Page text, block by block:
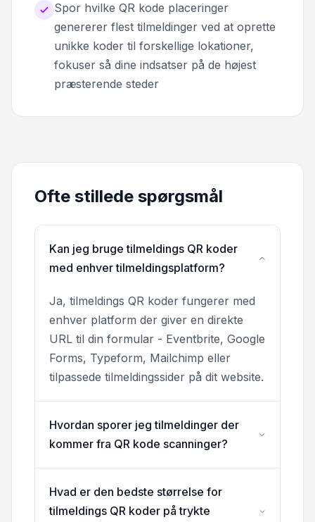
Spor hvilke QR kode placeringer
genererer flest tilmeldinger ved at oprette
unikke koder til forskellige lokationer,
fokuser så dine indsatser på de højest
præsterende steder
Ofte stillede spørgsmål
Kan jeg bruge tilmeldings QR koder
med enhver tilmeldingsplatform?
Ja, tilmeldings QR koder fungerer med
enhver platform der giver en direkte
URL til din formular - Eventbrite, Google
Forms, Typeform, Mailchimp eller
tilpassede tilmeldingssider på dit website.
Hvordan sporer jeg tilmeldinger der
kommer fra QR kode scanninger?
Hvad er den bedste størrelse for
tilmeldings QR koder på trykte